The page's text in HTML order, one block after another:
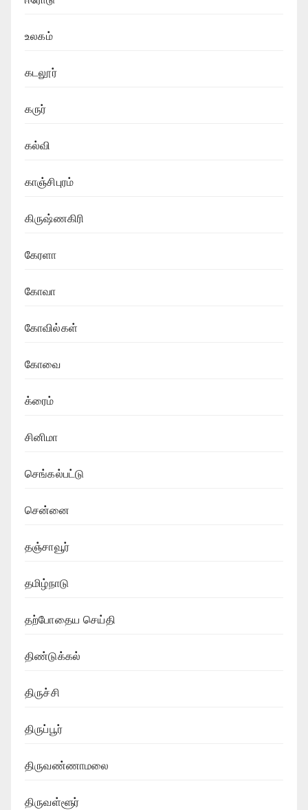
உலகம்
கடலூர்
கருர்
கல்வி
காஞ்சிபுரம்
கிருஷ்ணகிரி
கேரளா
கோவா
கோவில்கள்
கோவை
க்ரைம்
சினிமா
செங்கல்பட்டு
சென்னை
தஞ்சாவூர்
தமிழ்நாடு
தற்போதைய செய்தி
திண்டுக்கல்
திருச்சி
திருப்பூர்
திருவண்ணாமலை
திருவள்ளூர்